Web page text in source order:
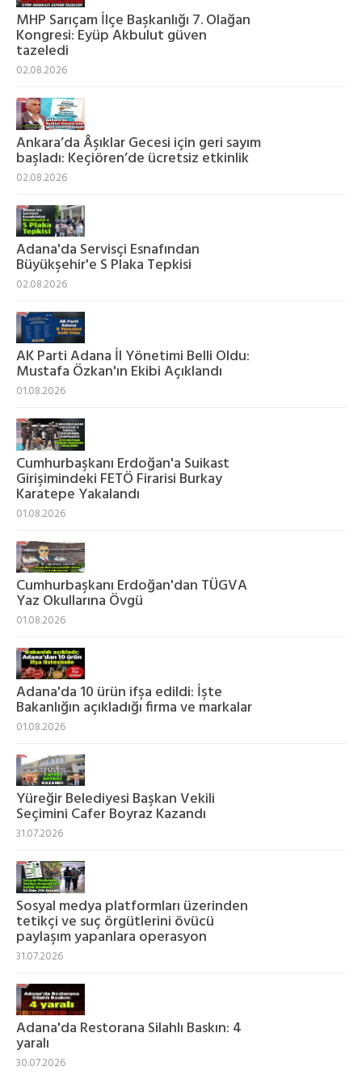
MHP Sarıçam İlçe Başkanlığı 7. Olağan
Kongresi: Eyüp Akbulut güven
tazeledi
02.08.2026
Ankara’da Âşıklar Gecesi için geri sayım
başladı: Keçiören’de ücretsiz etkinlik
02.08.2026
Adana'da Servisçi Esnafından
Büyükşehir'e S Plaka Tepkisi
02.08.2026
AK Parti Adana İl Yönetimi Belli Oldu:
Mustafa Özkan'ın Ekibi Açıklandı
01.08.2026
Cumhurbaşkanı Erdoğan'a Suikast
Girişimindeki FETÖ Firarisi Burkay
Karatepe Yakalandı
01.08.2026
Cumhurbaşkanı Erdoğan'dan TÜGVA
Yaz Okullarına Övgü
01.08.2026
Adana'da 10 ürün ifşa edildi: İşte
Bakanlığın açıkladığı firma ve markalar
01.08.2026
Yüreğir Belediyesi Başkan Vekili
Seçimini Cafer Boyraz Kazandı
31.07.2026
Sosyal medya platformları üzerinden
tetikçi ve suç örgütlerini övücü
paylaşım yapanlara operasyon
31.07.2026
Adana'da Restorana Silahlı Baskın: 4
yaralı
30.07.2026